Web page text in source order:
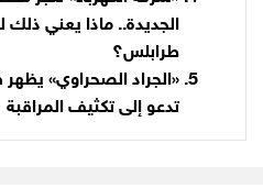
الجديدة.. ماذا يعني ذلك
طرابلس؟
«الجراد الصحراوي» يظهر
تدعو إلى تكثيف المراقبة